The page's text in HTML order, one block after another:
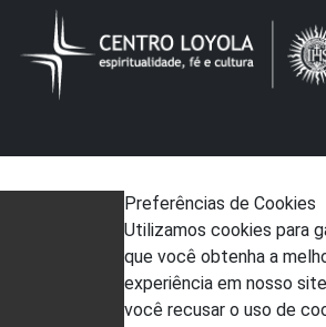
Preferências de Cookies
Utilizamos cookies para
que você obtenha a
experiência em nosso
você recusar o uso de